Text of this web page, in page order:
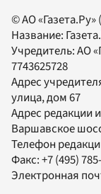
© АО «Газета.Ру»
Название:
Учредитель:АО
7743625728
Адрес
улица, дом 67
Адрес редакции
Варшавское
Телефон
Факс:+7 (495)
Электронная